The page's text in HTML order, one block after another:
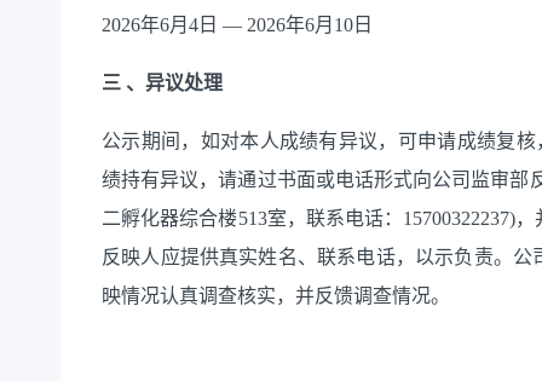
2026年6月 4 日 — 2026年6月 10 日
三 、异议处理
公示期间，如对本人成绩有异议，可申请成绩复核
绩持有异议，请通过书面或电话形式向公司监审部
二孵化器综合楼513室， 联系电话： 15700322237)，
反映人应提供真实姓名、联系电话，以示负责。
映情况认真调查核实，并反馈调查情况。